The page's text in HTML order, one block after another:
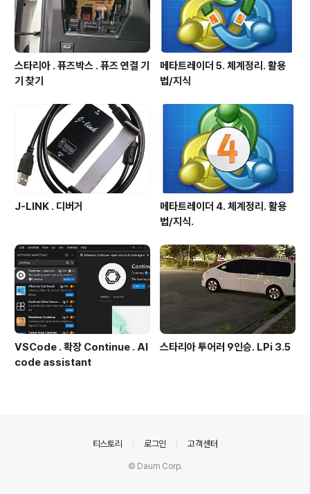
스타리아 . 퓨즈박스 . 퓨즈 연결 기
기 찾기
메타트레이더 5. 체계정리. 활용
법/지식
J-LINK . 디버거
메타트레이더 4. 체계정리. 활용
법/지식.
VSCode . 확장 Continue . AI
code assistant
스타리아 투어러 9인승. LPi 3.5
티스토리 로그인 고객센터
© Daum Corp.